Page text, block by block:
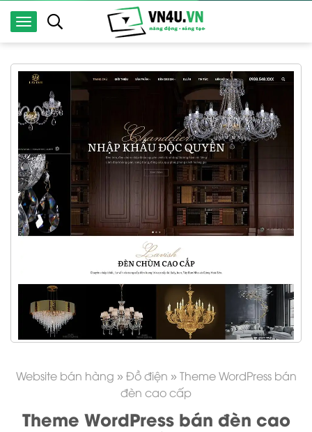
Website bán hàng » Đồ điện » Theme WordPress bán
đèn cao cấp
Theme WordPress bán đèn cao